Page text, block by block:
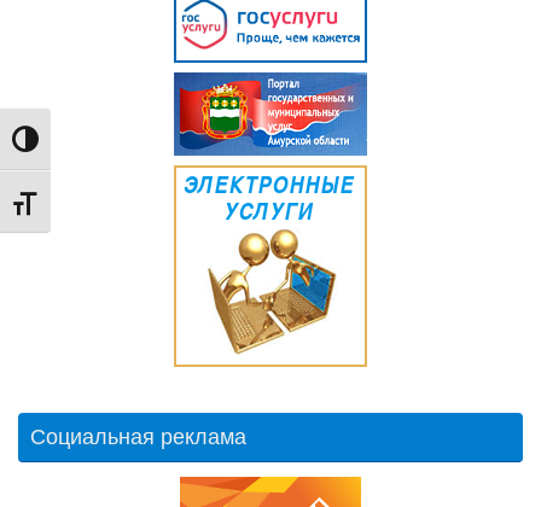
Переключить на высокую контрастность
Переключить на увеличенный шрифт
Социальная реклама